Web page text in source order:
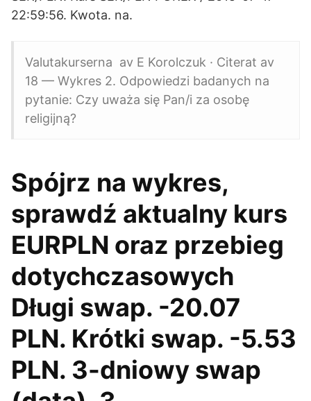
22:59:56. Kwota. na.
Valutakurserna av E Korolczuk · Citerat av
18 — Wykres 2. Odpowiedzi badanych na
pytanie: Czy uważa się Pan/i za osobę
religijną?
Spójrz na wykres,
sprawdź aktualny kurs
EURPLN oraz przebieg
dotychczasowych
Długi swap. -20.07
PLN. Krótki swap. -5.53
PLN. 3-dniowy swap